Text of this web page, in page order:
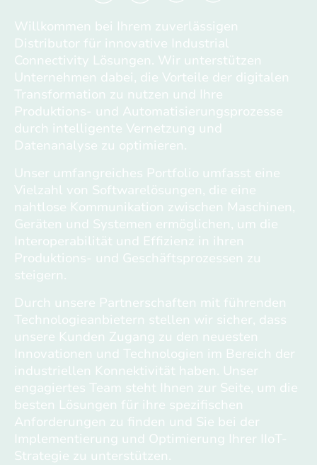
Willkommen bei Ihrem zuverlässigen
Distributor für innovative Industrial
Connectivity Lösungen. Wir unterstützen
Unternehmen dabei, die Vorteile der digitalen
Transformation zu nutzen und Ihre
Produktions- und Automatisierungsprozesse
durch intelligente Vernetzung und
Datenanalyse zu optimieren.
Unser umfangreiches Portfolio umfasst eine
Vielzahl von Softwarelösungen, die eine
nahtlose Kommunikation zwischen Maschinen,
Geräten und Systemen ermöglichen, um die
Interoperabilität und Effizienz in ihren
Produktions- und Geschäftsprozessen zu
steigern.
Durch unsere Partnerschaften mit führenden
Technologieanbietern stellen wir sicher, dass
unsere Kunden Zugang zu den neuesten
Innovationen und Technologien im Bereich der
industriellen Konnektivität haben. Unser
engagiertes Team steht Ihnen zur Seite, um die
besten Lösungen für ihre spezifischen
Anforderungen zu finden und Sie bei der
Implementierung und Optimierung Ihrer IIoT-
Strategie zu unterstützen.